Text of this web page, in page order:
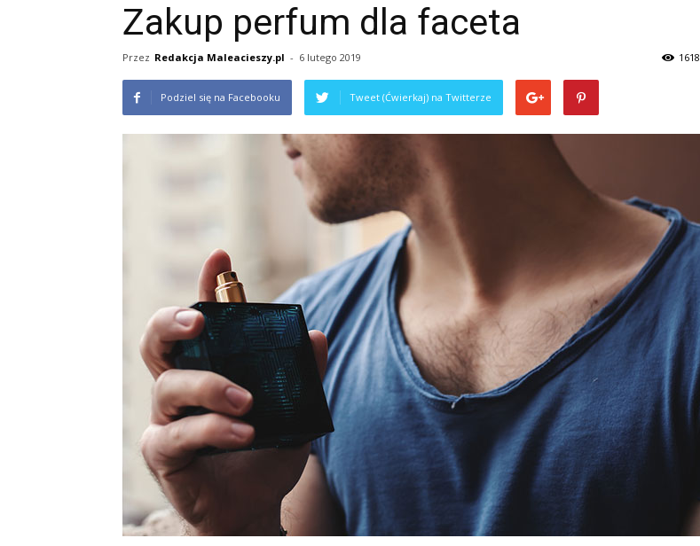
Zakup perfum dla faceta
Przez Redakcja Maleacieszy.pl - 6 lutego 2019 1618
Podziel się na Facebooku Tweet (Ćwierkaj) na Twitterze